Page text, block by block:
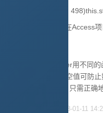
在Access
Access和SQL Server用不同
IsNull）。正确处理空值可防
据。不要回避空值，只需正确
2008-01-11